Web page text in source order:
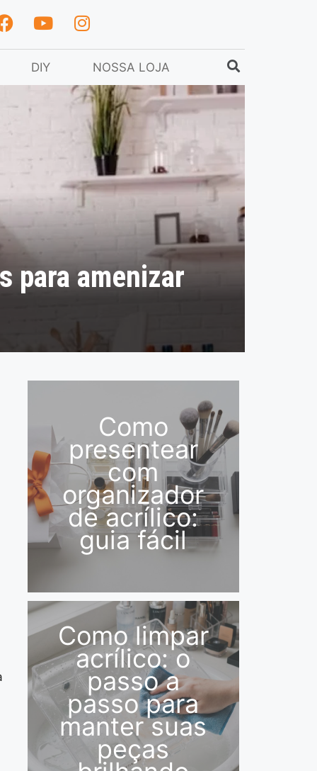
DIY NOSSA LOJA
para amenizar
Como
presentear
com
organizador
de acrílico:
guia fácil
Como limpar
acrílico: o
passo a
passo para
manter suas
peças